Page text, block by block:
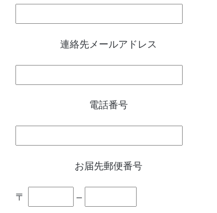
連絡先メールアドレス
電話番号
お届先郵便番号
〒 –